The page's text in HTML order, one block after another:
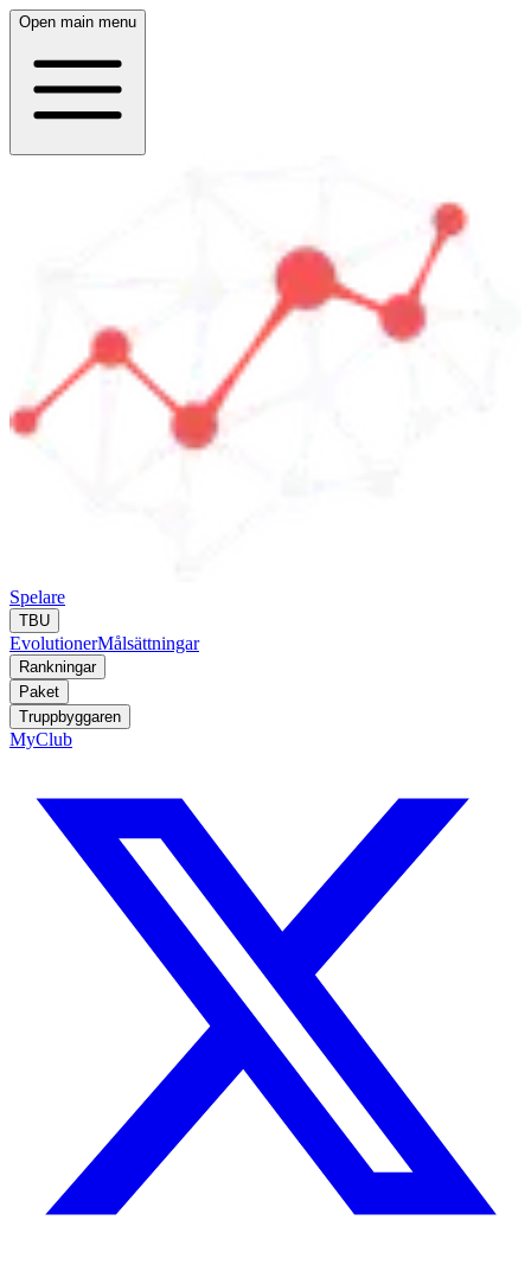
Open main menu
Spelare
TBU
EvolutionerMålsättningar
Rankningar
Paket
Truppbyggaren
MyClub